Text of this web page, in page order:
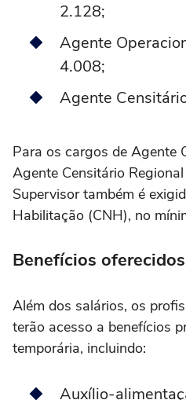
2.128;
Agente
4.008;
Agente
Para os cargos de Agente
Agente Censitário
Supervisor também é
Habilitação (CNH), no
Benefícios oferecidos
Além dos salários, os
terão acesso a benefícios
temporária, incluindo:
Auxílio-